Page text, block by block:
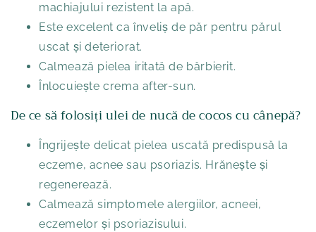
machiajului rezistent la apă.
Este excelent ca înveliș de păr pentru părul
uscat și deteriorat.
Calmează pielea iritată de bărbierit.
Înlocuiește crema after-sun.
De ce să folosiți ulei de nucă de cocos cu cânepă?
Îngrijește delicat pielea uscată predispusă la
eczeme, acnee sau psoriazis. Hrănește și
regenerează.
Calmează simptomele alergiilor, acneei,
eczemelor și psoriazisului.